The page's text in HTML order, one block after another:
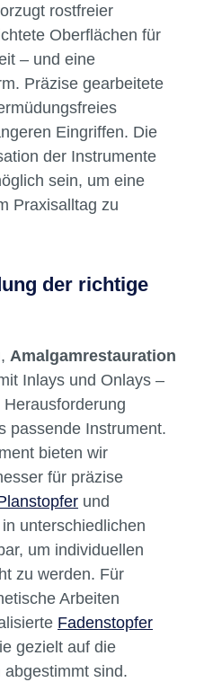
rostfreier
Oberflächen für
– und eine
Präzise gearbeitete
Eingriffen. Die
der Instrumente
sein, um eine
Praxisalltag zu
der richtige
, Amalgamrestauration
Inlays und Onlays –
passende Instrument.
bieten wir
für präzise
und
unterschiedlichen
um individuellen
zu werden. Für
Arbeiten
Fadenstopfer
gezielt auf die
sind.